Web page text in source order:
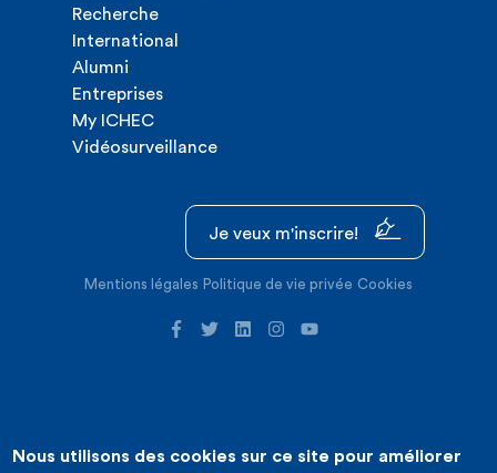
Recherche
International
Alumni
Entreprises
My ICHEC
Vidéosurveillance
Je veux m'inscrire!
Mentions légales Politique de vie privée Cookies
©2026 ICHEC |Création de site internet : Expansion
Nous utilisons des cookies sur ce site pour améliorer